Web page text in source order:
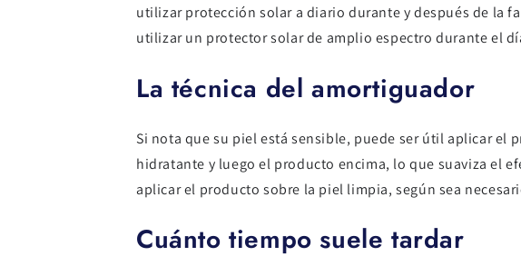
utilizar protección solar a diario durante y después de la
utilizar un protector solar de amplio espectro durante el
La técnica del amortiguador
Si nota que su piel está sensible, puede ser útil aplicar el
hidratante y luego el producto encima, lo que suaviza el
aplicar el producto sobre la piel limpia, según sea
Cuánto tiempo suele tardar